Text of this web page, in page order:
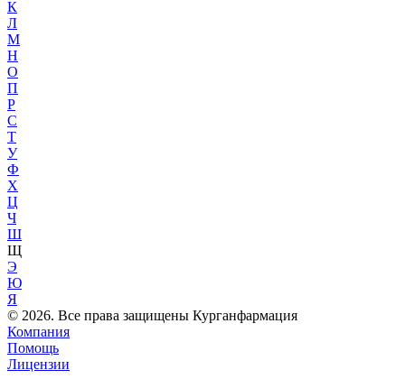
К
Л
М
Н
О
П
Р
С
Т
У
Ф
Х
Ц
Ч
Ш
Щ
Э
Ю
Я
© 2026. Все права защищены Курганфармация
Компания
Помощь
Лицензии